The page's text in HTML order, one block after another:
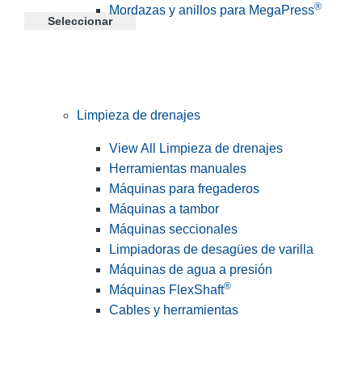
Seleccionar
Mordazas y anillos para MegaPress®
Limpieza de drenajes
View All Limpieza de drenajes
Herramientas manuales
Máquinas para fregaderos
Máquinas a tambor
Máquinas seccionales
Limpiadoras de desagües de varilla
Máquinas de agua a presión
Máquinas FlexShaft®
Cables y herramientas